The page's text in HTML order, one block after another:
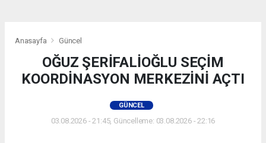
Anasayfa Güncel
OĞUZ ŞERİFALİOĞLU SEÇİM
KOORDİNASYON MERKEZİNİ AÇTI
GÜNCEL
03.08.2026 - 21:45, Güncelleme: 03.08.2026 - 22:16